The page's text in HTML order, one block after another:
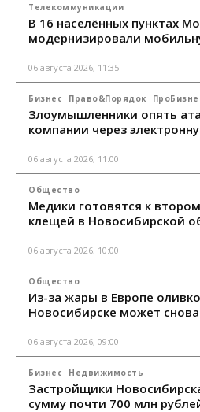
Телекоммуникации
В 16 населённых пунктах
модернизировали
06 августа 2026, 11:35
Бизнес Право&Порядок
Злоумышленники опять
компании через
06 августа 2026, 11:00
Общество
Медики готовятся к
клещей в Новосибирской
06 августа 2026, 10:00
Общество
Из-за жары в Европе
Новосибирске может
06 августа 2026, 09:00
Бизнес Недвижимость
Застройщики
сумму почти 700 млн